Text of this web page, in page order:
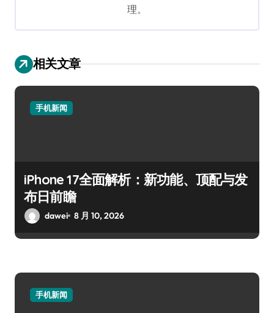
理。
相关文章
手机新闻
iPhone 17全面解析：新功能、顶配与发
布日前瞻
dawei 8 月 10, 2026
手机新闻